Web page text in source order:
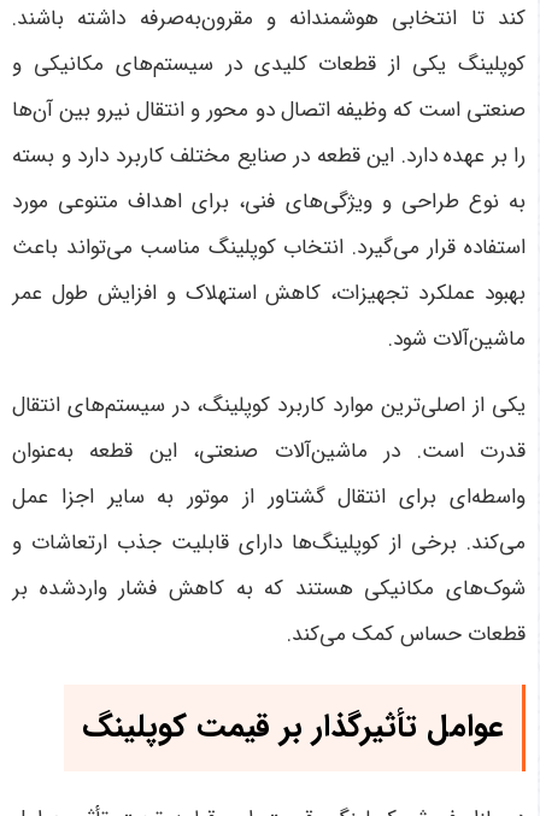
کند تا انتخابی هوشمندانه و مقرون‌به‌صرفه داشته باشند.
کوپلینگ یکی از قطعات کلیدی در سیستم‌های مکانیکی و
صنعتی است که وظیفه اتصال دو محور و انتقال نیرو بین آن‌ها
را بر عهده دارد. این قطعه در صنایع مختلف کاربرد دارد و بسته
به نوع طراحی و ویژگی‌های فنی، برای اهداف متنوعی مورد
استفاده قرار می‌گیرد. انتخاب کوپلینگ مناسب می‌تواند باعث
بهبود عملکرد تجهیزات، کاهش استهلاک و افزایش طول عمر
ماشین‌آلات شود.
یکی از اصلی‌ترین موارد کاربرد کوپلینگ، در سیستم‌های انتقال
قدرت است. در ماشین‌آلات صنعتی، این قطعه به‌عنوان
واسطه‌ای برای انتقال گشتاور از موتور به سایر اجزا عمل
می‌کند. برخی از کوپلینگ‌ها دارای قابلیت جذب ارتعاشات و
شوک‌های مکانیکی هستند که به کاهش فشار واردشده بر
قطعات حساس کمک می‌کند.
عوامل تأثیرگذار بر قیمت کوپلینگ